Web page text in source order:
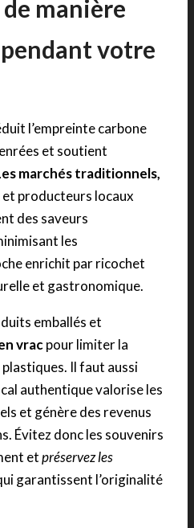
manière
votre
l’empreinte carbone
et soutient
marchés traditionnels,
et producteurs locaux
des saveurs
les
enrichit par ricochet
et gastronomique.
emballés et
vracpour limiter la
Il faut aussi
authentique valorise les
et génère des revenus
Évitez donc les souvenirs
etpréservez les
garantissent l’originalité